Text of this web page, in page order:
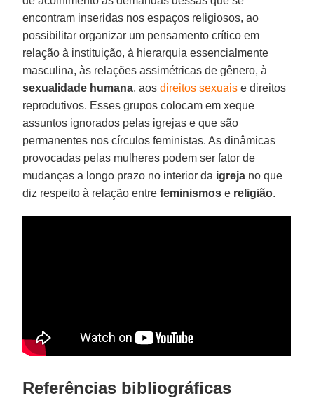
encontram inseridas nos espaços religiosos, ao
possibilitar organizar um pensamento crítico em
relação à instituição, à hierarquia essencialmente
masculina, às relações assimétricas de gênero, à
sexualidade humana, aosdireitos sexuaise direitos
reprodutivos. Esses grupos colocam em xeque
assuntos ignorados pelas igrejas e que são
permanentes nos círculos feministas. As dinâmicas
provocadas pelas mulheres podem ser fator de
mudanças a longo prazo no interior da igreja no que
diz respeito à relação entrefeminismos e religião.
Referências bibliográficas